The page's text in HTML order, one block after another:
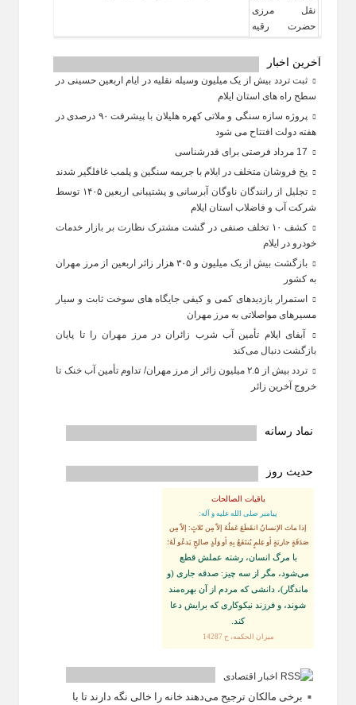
آخرین اخبار
ثبت تردد بیش از یک میلیون وسیله نقلیه در ایام اربعین حسینی در
سطح راه‌ های استان ایلام
پروژه سازه سنگی و ملاتی کهره هلیلان با پیشرفت ۹۰ درصدی در
هفته دولت افتتاح می شود
یخ‌ فروشان متخلف در ایلام با جریمه سنگین و پلمب غافلگیر شدند
تجلیل از رانندگان ناوگان آبرسانی و پشتیبانی اربعین ۱۴۰۵ توسط
شرکت آب و فاضلاب استان ایلام
کشف ۱۰ تخلف صنفی در گشت مشترک نظارت بر بازار خدمات
خودرو در ایلام
بازگشت بیش از یک میلیون و ۳۰۵ هزار زائر اربعین از مرز مهران
به کشور
استمرار بازدیدهای کمی و کیفی جایگاه‌ های سوخت ثابت و سیار
مسیرهای مواصلاتی به مرز مهران
آبفای ایلام تأمین آب شرب زائران در مرز مهران را تا پایان
بازگشت دنبال می‌کند
تردد بیش از ۲.۵ میلیون زائر از مرز مهران/ تداوم تأمین آب خنک تا
خروج آخرین زائر
نماد رسانه
حدیث روز
باقیات الصالحات
پيامبر صلى‏ الله‏ عليه ‏و‏ آله:
إذا ماتَ الإنسانُ انقَطَعَ عَمَلُهُ إلاّ مِن ثَلاثٍ: إلاّ مِن
صَدَقَةٍ جاريَةٍ أو عِلمٍ يُنتَفَعُ بِهِ أو وَلَدٍ صالِحٍ يَدعُو لَهُ؛
با مرگ انسان، رشته عملش قطع
مى‌شود، مگر از سه چيز: صدقه جارى (و
ماندگار)، دانشى كه مردم از آن بهره‏‌مند
شوند، و فرزند نيكوكارى كه برايش دعا
كند.
ميزان الحكمه، ح 14287
اخبار اقتصادی
برخی مالکان ترجیح می‌دهند خانه را خالی نگه دارند تا با